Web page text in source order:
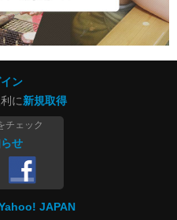
ン
に新規取得
チェック
せ
JAPAN